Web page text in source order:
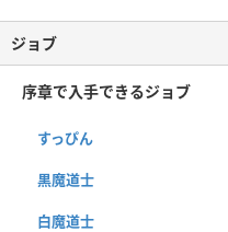
ジョブ
序章で入手できるジョブ
すっぴん
黒魔道士
白魔道士